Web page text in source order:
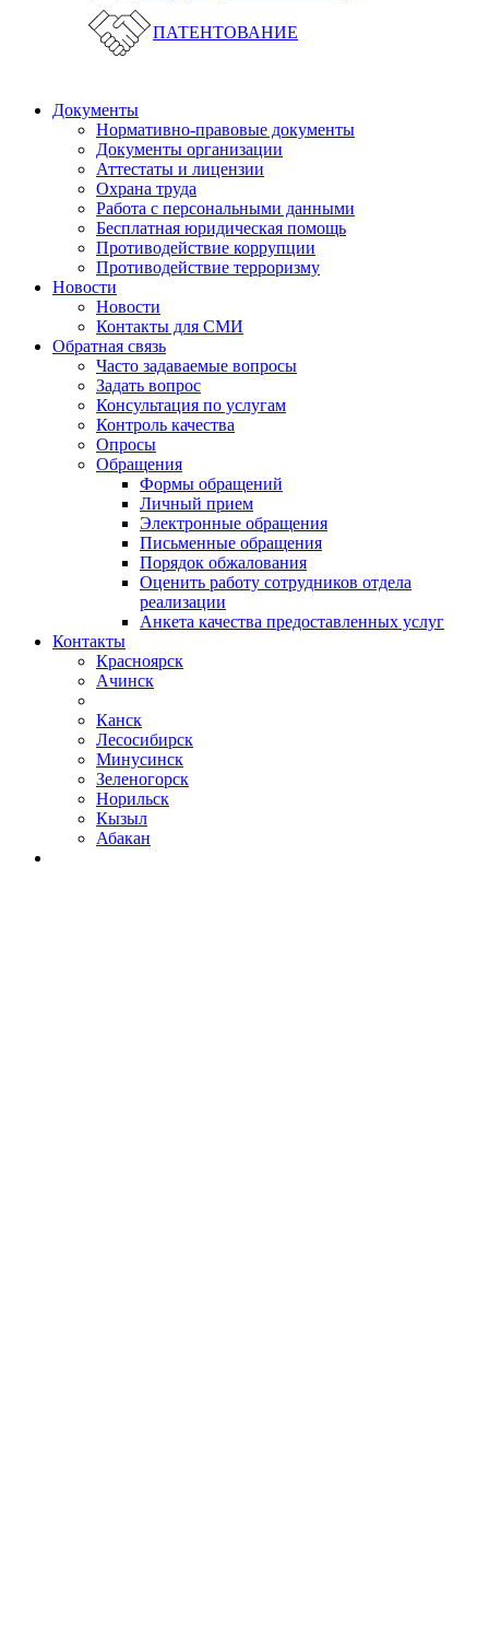
ПАТЕНТОВАНИЕ
Документы
Нормативно-правовые документы
Документы организации
Аттестаты и лицензии
Охрана труда
Работа с персональными данными
Бесплатная юридическая помощь
Противодействие коррупции
Противодействие терроризму
Новости
Новости
Контакты для СМИ
Обратная связь
Часто задаваемые вопросы
Задать вопрос
Консультация по услугам
Контроль качества
Опросы
Обращения
Формы обращений
Личный прием
Электронные обращения
Письменные обращения
Порядок обжалования
Оценить работу сотрудников отдела
реализации
Анкета качества предоставленных услуг
Контакты
Красноярск
Ачинск
Канск
Лесосибирск
Минусинск
Зеленогорск
Норильск
Кызыл
Абакан